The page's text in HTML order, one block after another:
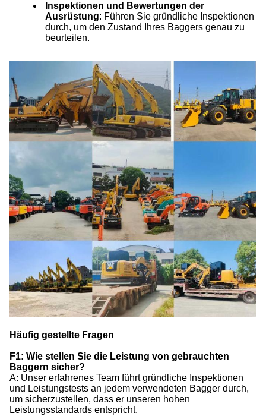
Inspektionen und Bewertungen der
Ausrüstung: Führen Sie gründliche Inspektionen
durch, um den Zustand Ihres Baggers genau zu
beurteilen.
Häufig gestellte Fragen
F1: Wie stellen Sie die Leistung von gebrauchten
Baggern sicher?
A: Unser erfahrenes Team führt gründliche Inspektionen
und Leistungstests an jedem verwendeten Bagger durch,
um sicherzustellen, dass er unseren hohen
Leistungsstandards entspricht.